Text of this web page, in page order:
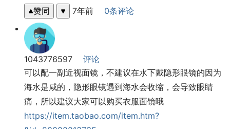
赞同 7年前 0条评论
1043776597
评论
可以配一副近视面镜，不建议在水下戴隐形眼镜的因为
海水是咸的，隐形眼镜遇到海水会收缩，会导致眼睛
https://item.taobao.com/item.htm?